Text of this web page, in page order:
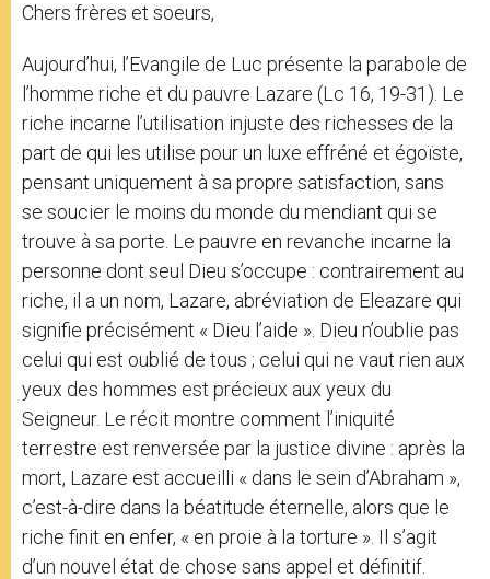
Chers frères et soeurs,
Aujourd’hui, l’Evangile de Luc présente la parabole de
l’homme riche et du pauvre Lazare (Lc 16, 19-31). Le
riche incarne l’utilisation injuste des richesses de la
part de qui les utilise pour un luxe effréné et égoïste,
pensant uniquement à sa propre satisfaction, sans
se soucier le moins du monde du mendiant qui se
trouve à sa porte. Le pauvre en revanche incarne la
personne dont seul Dieu s’occupe : contrairement au
riche, il a un nom, Lazare, abréviation de Eleazare qui
signifie précisément « Dieu l’aide ». Dieu n’oublie pas
celui qui est oublié de tous ; celui qui ne vaut rien aux
yeux des hommes est précieux aux yeux du
Seigneur. Le récit montre comment l’iniquité
terrestre est renversée par la justice divine : après la
mort, Lazare est accueilli « dans le sein d’Abraham »,
c’est-à-dire dans la béatitude éternelle, alors que le
riche finit en enfer, « en proie à la torture ». Il s’agit
d’un nouvel état de chose sans appel et définitif.